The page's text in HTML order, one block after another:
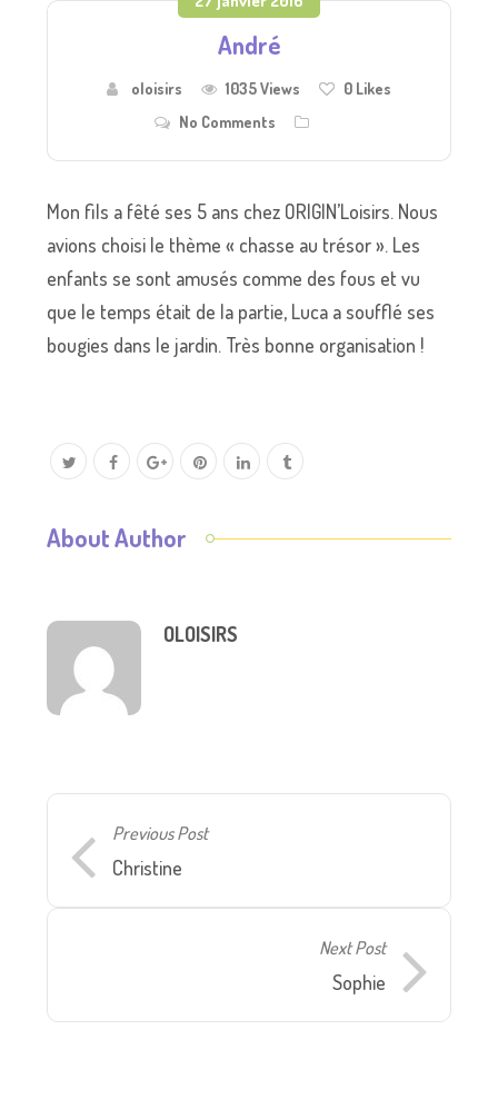
André
oloisirs 1035 Views 0 Likes
No Comments
Mon fils a fêté ses 5 ans chez ORIGIN’Loisirs. Nous
avions choisi le thème « chasse au trésor ». Les
enfants se sont amusés comme des fous et vu
que le temps était de la partie, Luca a soufflé ses
bougies dans le jardin. Très bonne organisation !
About Author
OLOISIRS
Previous Post
Christine
Next Post
Sophie